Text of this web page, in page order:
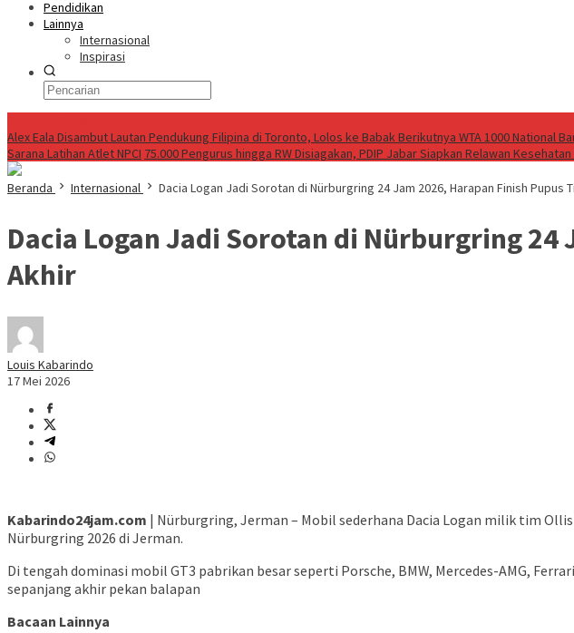
Pendidikan
Lainnya
Internasional
Inspirasi
Alex Eala Disambut Lautan Pendukung Filipina di Toronto, Lolos ke Babak Berikutnya WTA 1000 National
Sarana Latihan Atlet NPCI 75.000 Pengurus hingga RW Disiagakan, PDIP Jabar Siapkan Relawan
Beranda Internasional Dacia Logan Jadi Sorotan di Nürburgring 24 Jam 2026, Harapan Finish Pupus
Dacia Logan Jadi Sorotan di Nürburgring 24
Akhir
Louis Kabarindo
17 Mei 2026
Kabarindo24jam.com | Nürburgring, Jerman – Mobil sederhana Dacia Logan milik tim
Nürburgring 2026 di Jerman.
Di tengah dominasi mobil GT3 pabrikan besar seperti Porsche, BMW, Mercedes-AMG,
sepanjang akhir pekan balapan
Bacaan Lainnya